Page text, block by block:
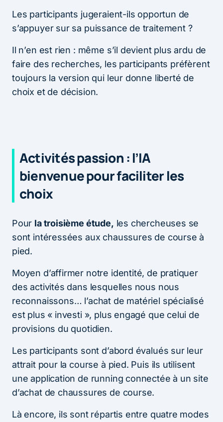
Les participants jugeraient-ils opportun de
s’appuyer sur sa puissance de traitement ?
Il n’en est rien : même s’il devient plus ardu de
faire des recherches, les participants préfèrent
toujours la version qui leur donne liberté de
choix et de décision.
Activités passion : l’IA
bienvenue pour faciliter les
choix
Pour la troisième étude, les chercheuses se
sont intéressées aux chaussures de course à
pied.
Moyen d’affirmer notre identité, de pratiquer
des activités dans lesquelles nous nous
reconnaissons… l’achat de matériel spécialisé
est plus « investi », plus engagé que celui de
provisions du quotidien.
Les participants sont d’abord évalués sur leur
attrait pour la course à pied. Puis ils utilisent
une application de running connectée à un site
d’achat de chaussures de course.
Là encore, ils sont répartis entre quatre modes